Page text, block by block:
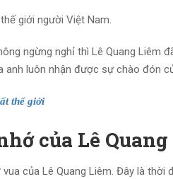
giới người Việt Nam.
ngừng nghỉ thì Lê Quang Liêm
anh luôn nhận được sự chào đón
thế giới
của Lê Quang
của Lê Quang Liêm. Đây là